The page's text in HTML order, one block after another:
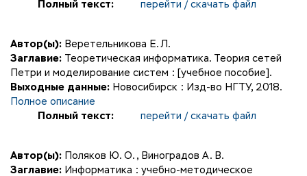
Полный текст:
перейти / скачать файл
Автор(ы): Веретельникова Е. Л.
Заглавие: Теоретическая информатика. Теория сетей
Петри и моделирование систем : [учебное пособие].
Выходные данные: Новосибирск : Изд-во НГТУ, 2018.
Полное описание
Полный текст:
перейти / скачать файл
Автор(ы): Поляков Ю. О. , Виноградов А. В.
Заглавие: Информатика : учебно-методическое